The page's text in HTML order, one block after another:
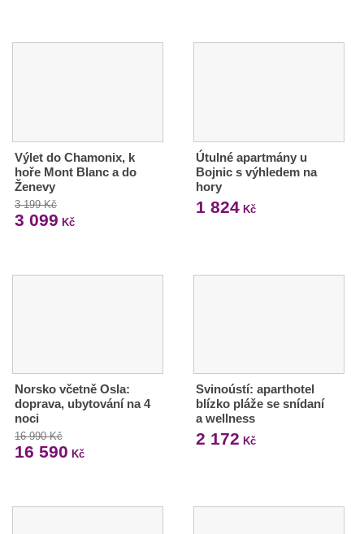
Výlet do Chamonix, k
hoře Mont Blanc a do
Ženevy
3 199 Kč
3 099 Kč
Útulné apartmány u
Bojnic s výhledem na
hory
1 824Kč
Norsko včetně Osla:
doprava, ubytování na 4
noci
16 990 Kč
16 590 Kč
Svinoústí: aparthotel
blízko pláže se snídaní
a wellness
2 172 Kč